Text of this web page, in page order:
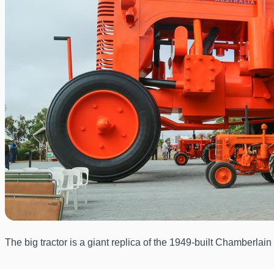
The big tractor is a giant replica of the 1949-built Chamberlain